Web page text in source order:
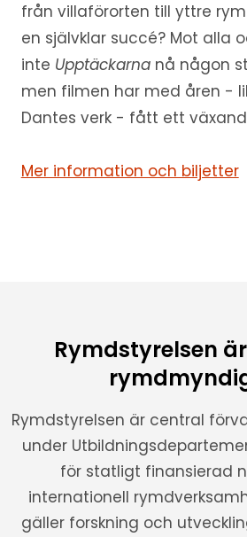
från villaförorten till yttre
en självklar succé? Mot alla
inte Upptäckarna nå någon
men filmen har med åren -
Dantes verk - fått ett
Mer information och biljetter
Rymdstyrelsen
Rymdstyrelsen är central
under
för statligt finansierad
internationell
gäller forskning och